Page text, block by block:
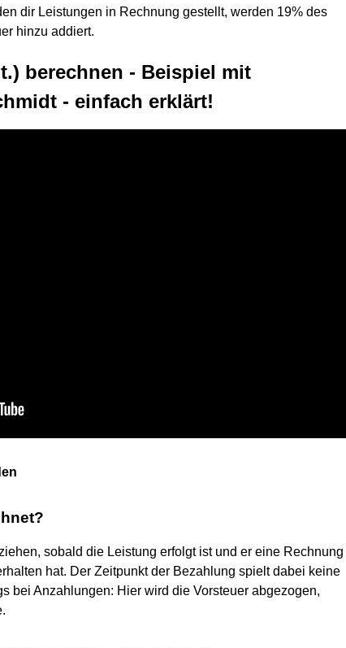
dir Leistungen in Rechnung gestellt, werden 19% des
hinzu addiert.
berechnen - Beispiel mit
- einfach erklärt!
sobald die Leistung erfolgt ist und er eine Rechnung
hat. Der Zeitpunkt der Bezahlung spielt dabei keine
bei Anzahlungen: Hier wird die Vorsteuer abgezogen,